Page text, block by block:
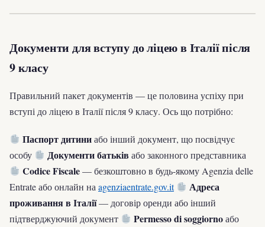
Документи для вступу до ліцею в Італії після
9 класу
Правильний пакет документів — це половина успіху при
вступі до ліцею в Італії після 9 класу. Ось що потрібно:
Паспорт дитиниабо інший документ, що посвідчує
особу
Документи батьків або законного представника
Codice Fiscale— безкоштовно в будь-якому Agenzia delle
Entrate або онлайн на agenziaentrate.gov.it
Адреса
проживання в Італії— договір оренди або інший
підтверджуючий документ
Permesso di soggiornoабо